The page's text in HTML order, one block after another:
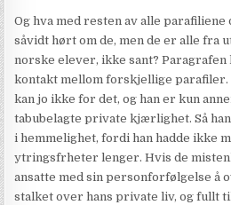
Og hva med resten av alle parafiliene
såvidt hørt om de, men de er alle fra
norske elever, ikke sant?
kontakt mellom forskjellige
kan jo ikke for det, og han er kun
tabubelagte private kjærlighet. Så
i hemmelighet, fordi han hadde ikke
ytringsfrheter lenger. Hvis de
ansatte med sin personforfølgelse å
stalket over hans private liv, og fullt